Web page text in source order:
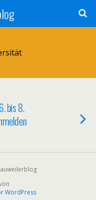
bis 8.
WordPress